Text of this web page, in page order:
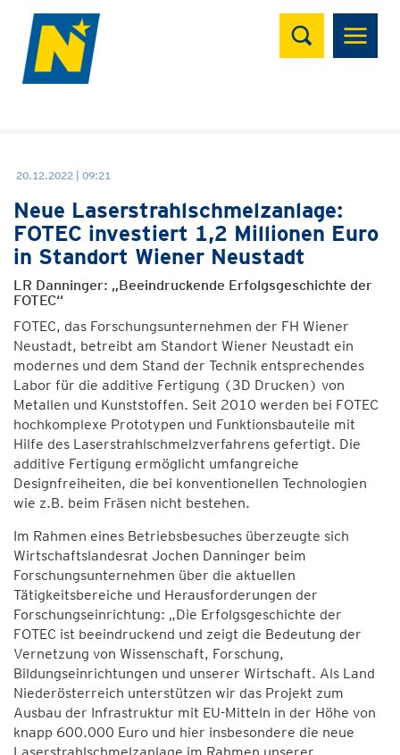
Suchen
20.12.2022 | 09:21
Neue Laserstrahlschmelzanlage:
FOTEC investiert 1,2 Millionen Euro
in Standort Wiener Neustadt
LR Danninger: „Beeindruckende Erfolgsgeschichte der
FOTEC“
FOTEC, das Forschungsunternehmen der FH Wiener
Neustadt, betreibt am Standort Wiener Neustadt ein
modernes und dem Stand der Technik entsprechendes
Labor für die additive Fertigung (3D Drucken) von
Metallen und Kunststoffen. Seit 2010 werden bei FOTEC
hochkomplexe Prototypen und Funktionsbauteile mit
Hilfe des Laserstrahlschmelzverfahrens gefertigt. Die
additive Fertigung ermöglicht umfangreiche
Designfreiheiten, die bei konventionellen Technologien
wie z.B. beim Fräsen nicht bestehen.
Im Rahmen eines Betriebsbesuches überzeugte sich
Wirtschaftslandesrat Jochen Danninger beim
Forschungsunternehmen über die aktuellen
Tätigkeitsbereiche und Herausforderungen der
Forschungseinrichtung: „Die Erfolgsgeschichte der
FOTEC ist beeindruckend und zeigt die Bedeutung der
Vernetzung von Wissenschaft, Forschung,
Bildungseinrichtungen und unserer Wirtschaft. Als Land
Niederösterreich unterstützen wir das Projekt zum
Ausbau der Infrastruktur mit EU-Mitteln in der Höhe von
knapp 600.000 Euro und hier insbesondere die neue